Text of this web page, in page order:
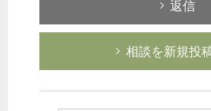
返信
相談を新規投